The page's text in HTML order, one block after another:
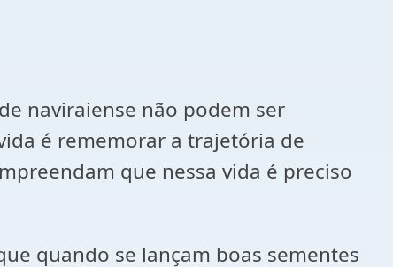
naviraiense não podem ser
é rememorar a trajetória de
que nessa vida é preciso
quando se lançam boas sementes